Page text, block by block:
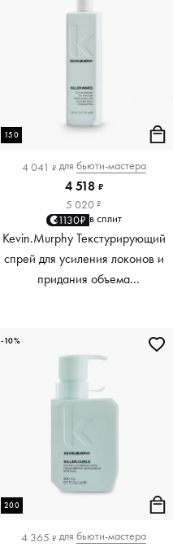
150
4 041 ₽ для бьюти-мастера
4 518 ₽
5 020 ₽
1130₽ в сплит
Kevin.Murphy Текстурирующий
спрей для усиления локонов и
придания объема
200
4 365 ₽ для бьюти-мастера
-10%